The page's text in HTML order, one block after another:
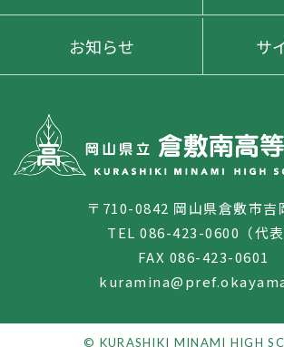
〒710-0842 岡山県倉敷市吉
TEL 086-423-0600（代表
FAX 086-423-0601
お知らせ サ
© KURASHIKI MINAMI HIGH